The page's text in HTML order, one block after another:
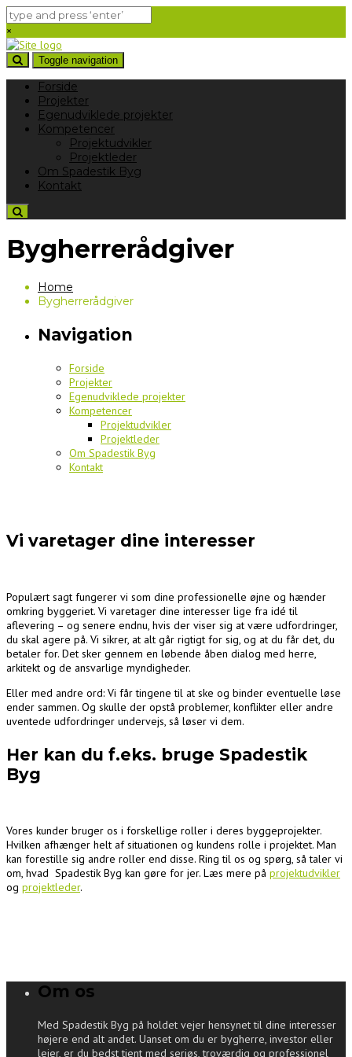
×
Toggle navigation
Forside
Projekter
Egenudviklede projekter
Kompetencer
Projektudvikler
Projektleder
Om Spadestik Byg
Kontakt
Bygherrerådgiver
Home
Bygherrerådgiver
Navigation
Forside
Projekter
Egenudviklede projekter
Kompetencer
Projektudvikler
Projektleder
Om Spadestik Byg
Kontakt
Vi varetager dine interesser
Populært sagt fungerer vi som dine professionelle øjne og hænder
omkring byggeriet. Vi varetager dine interesser lige fra idé til
aflevering – og senere endnu, hvis der viser sig at være udfordringer,
du skal agere på. Vi sikrer, at alt går rigtigt for sig, og at du får det, du
betaler for. Det sker gennem en løbende åben dialog med herre,
arkitekt og de ansvarlige myndigheder.
Eller med andre ord: Vi får tingene til at ske og binder eventuelle løse
ender sammen. Og skulle der opstå problemer, konflikter eller andre
uventede udfordringer undervejs, så løser vi dem.
Her kan du f.eks. bruge Spadestik
Byg
Vores kunder bruger os i forskellige roller i deres byggeprojekter.
Hvilken afhænger helt af situationen og kundens rolle i projektet. Man
kan forestille sig andre roller end disse. Ring til os og spørg, så taler vi
om, hvad Spadestik Byg kan gøre for jer. Læs mere på projektudvikler
og projektleder.
Om os
Med Spadestik Byg på holdet vejer hensynet til dine interesser
højere end alt andet. Uanset om du er bygherre, investor eller
lejer, er du bedst tjent med seriøs, troværdig og professionel